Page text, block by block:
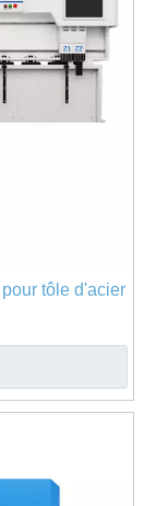
tôle d'acier